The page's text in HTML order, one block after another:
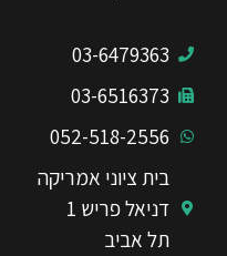
03-6479363
03-6516373
052-518-2556
בית ציוני אמריקה
דניאל פריש 1
תל אביב